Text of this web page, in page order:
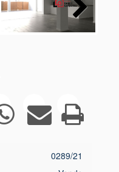
Next
0289/21